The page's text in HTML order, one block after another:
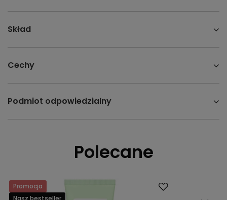
Skład
Cechy
Podmiot odpowiedzialny
Polecane
Promocja
Nasz bestseller
Nasz